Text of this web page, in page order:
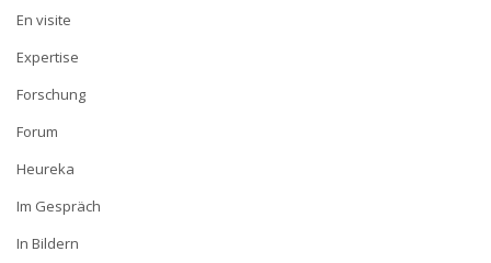
En visite
Expertise
Forschung
Forum
Heureka
Im Gespräch
In Bildern